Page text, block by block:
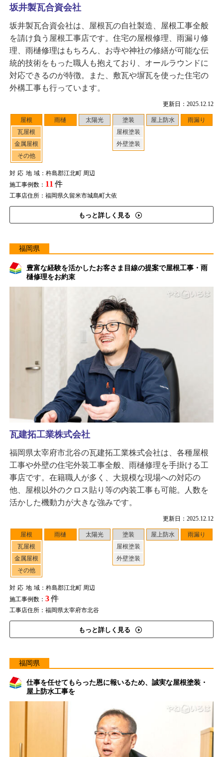
更新日：2025.12.12
屋根
瓦屋根
金属屋根
その他
雨樋 太陽光
塗装
屋根塗装
外壁塗装
屋上防水 雨漏り
対応地域：杵島郡江北町 周辺
施工事例数： 11 件
工事店住所：福岡県久留米市城島町大依
もっと詳しく見る
坂井製瓦合資会社
坂井製瓦合資会社は、屋根瓦の自社製造、屋根工事全般
を請け負う屋根工事店です。住宅の屋根修理、雨漏り修
理、雨樋修理はもちろん、お寺や神社の修繕が可能な伝
統的技術をもった職人も抱えており、オールラウンドに
対応できるのが特徴。また、敷瓦や塀瓦を使った住宅の
外構工事も行っています。
福岡県
豊富な経験を活かしたお客さま目線の提案で屋根工事・雨
樋修理をお約束
更新日：2025.12.12
屋根
瓦屋根
金属屋根
その他
雨樋 太陽光
塗装
屋根塗装
外壁塗装
屋上防水 雨漏り
対応地域：杵島郡江北町 周辺
施工事例数： 3件
工事店住所：福岡県太宰府市北谷
もっと詳しく見る
瓦建拓工業株式会社
福岡県太宰府市北谷の瓦建拓工業株式会社は、各種屋根
工事や外壁の住宅外装工事全般、雨樋修理を手掛ける工
事店です。在籍職人が多く、大規模な現場への対応の
他、屋根以外のクロス貼り等の内装工事も可能。人数を
活かした機動力が大きな強みです。
福岡県
仕事を任せてもらった恩に報いるため、誠実な屋根塗装・
屋上防水工事を